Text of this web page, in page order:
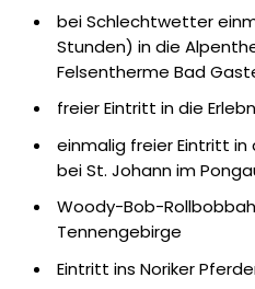
bei Schlechtwetter
Stunden) in die
Felsentherme Bad
freier Eintritt in die
einmalig freier Eintritt
bei St. Johann im
Woody-Bob-
Tennengebirge
Eintritt ins Noriker